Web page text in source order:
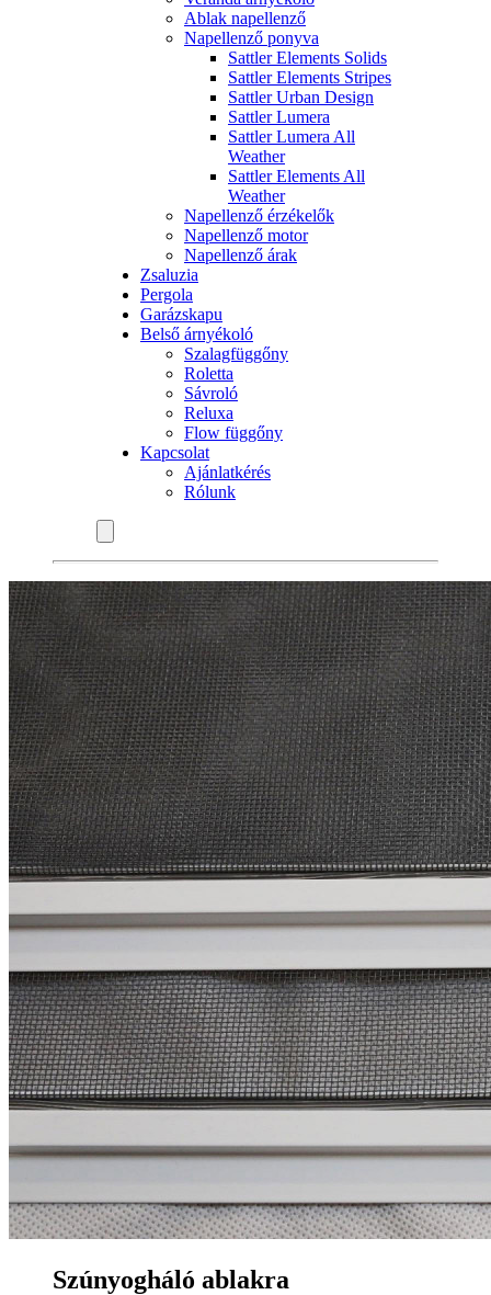
Ablak napellenző
Napellenző ponyva
Sattler Elements Solids
Sattler Elements Stripes
Sattler Urban Design
Sattler Lumera
Sattler Lumera All
Weather
Sattler Elements All
Weather
Napellenző érzékelők
Napellenző motor
Napellenző árak
Zsaluzia
Pergola
Garázskapu
Belső árnyékoló
Szalagfüggőny
Roletta
Sávroló
Reluxa
Flow függőny
Kapcsolat
Ajánlatkérés
Rólunk
Szúnyogháló ablakra